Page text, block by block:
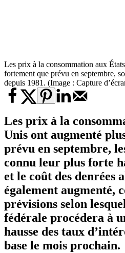
Les prix à la consommation aux
fortement que prévu en septembre,
depuis 1981. (Image : Capture
Les prix à la
Unis ont augmenté
prévu en septembre,
connu leur plus forte
et le coût des denrées
également augmenté,
prévisions selon
fédérale procédera à
hausse des taux
base le mois prochain.